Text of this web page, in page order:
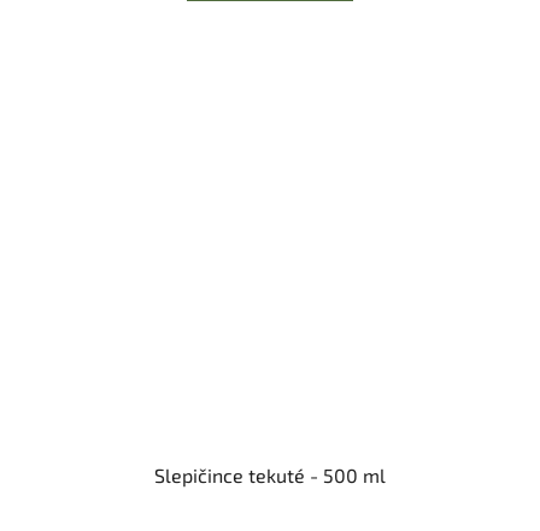
Slepičince tekuté - 500 ml